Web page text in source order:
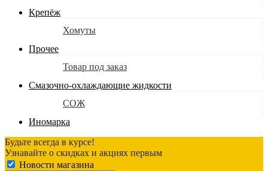
Крепёж
Хомуты
Прочее
Товар под заказ
Смазочно-охлаждающие жидкости
СОЖ
Иномарка
Будьте всегда в курсе!
Узнавайте о скидках и акциях первым
Новости магазина